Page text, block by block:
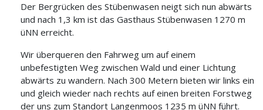
Der Bergrücken des Stübenwasen neigt sich nun abwärts
und nach 1,3 km ist das Gasthaus Stübenwasen 1270 m
üNN erreicht.
Wir überqueren den Fahrweg um auf einem
unbefestigten Weg zwischen Wald und einer Lichtung
abwärts zu wandern. Nach 300 Metern bieten wir links ein
und gleich wieder nach rechts auf einen breiten Forstweg
der uns zum Standort Langenmoos 1235 m üNN führt.